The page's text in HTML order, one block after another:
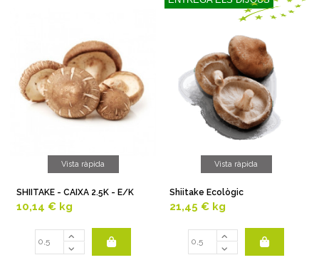
Vista ràpida
SHIITAKE - CAIXA 2.5K - E/K
10,14 € kg
Vista ràpida
Shiitake Ecològic
21,45 € kg